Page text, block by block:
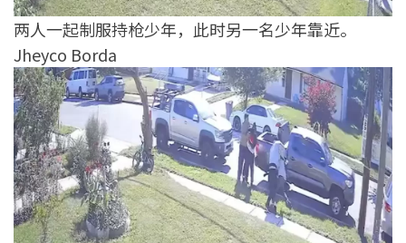
两人一起制服持枪少年，此时另一名少年靠近。
Jheyco Borda